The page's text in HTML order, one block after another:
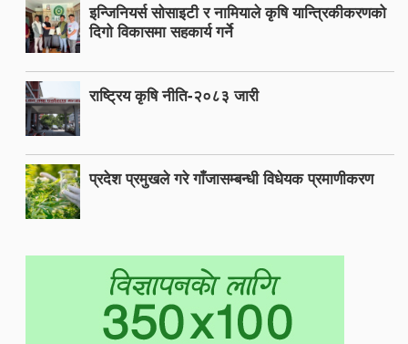
इन्जिनियर्स सोसाइटी र नामियाले कृषि यान्त्रिकीकरणको
दिगो विकासमा सहकार्य गर्ने
राष्ट्रिय कृषि नीति-२०८३ जारी
प्रदेश प्रमुखले गरे गाँजासम्बन्धी विधेयक प्रमाणीकरण